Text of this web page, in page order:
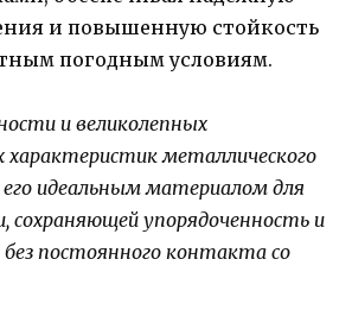
и повышенную стойкость
погодным условиям.
и великолепных
металлического
идеальным материалом для
сохраняющей упорядоченность и
без постоянного контакта со